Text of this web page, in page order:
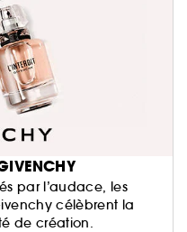
par l’audace, les
célèbrent la
de création.